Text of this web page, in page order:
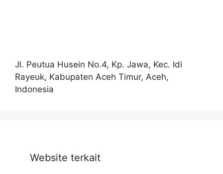
Jl. Peutua Husein No.4, Kp. Jawa, Kec. Idi
Rayeuk, Kabupaten Aceh Timur, Aceh,
Indonesia
Website terkait